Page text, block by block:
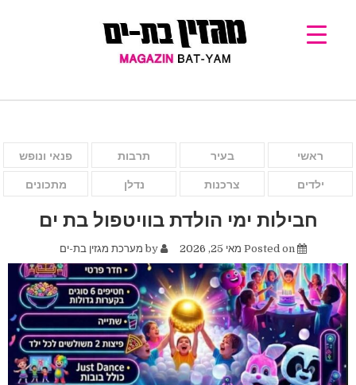
ראשי בעיר תרבות פנאי ונופש
ילדים צרכנות נדלן מתכונים
חבילות ימי הולדת בוויטפול בת ים
Posted on מאי 25, 2026 by מערכת מגזין בת-ים